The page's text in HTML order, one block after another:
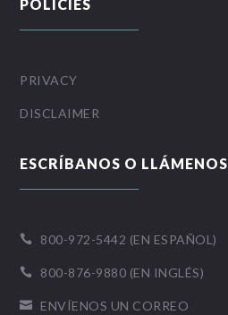
POLICIES
PRIVACY
DISCLAIMER
ESCRÍBANOS O LLÁMENOS
 800-972-5442 (EN ESPAÑOL)
 800-876-9880 (EN INGLÉS)
 ENVÍENOS UN CORREO